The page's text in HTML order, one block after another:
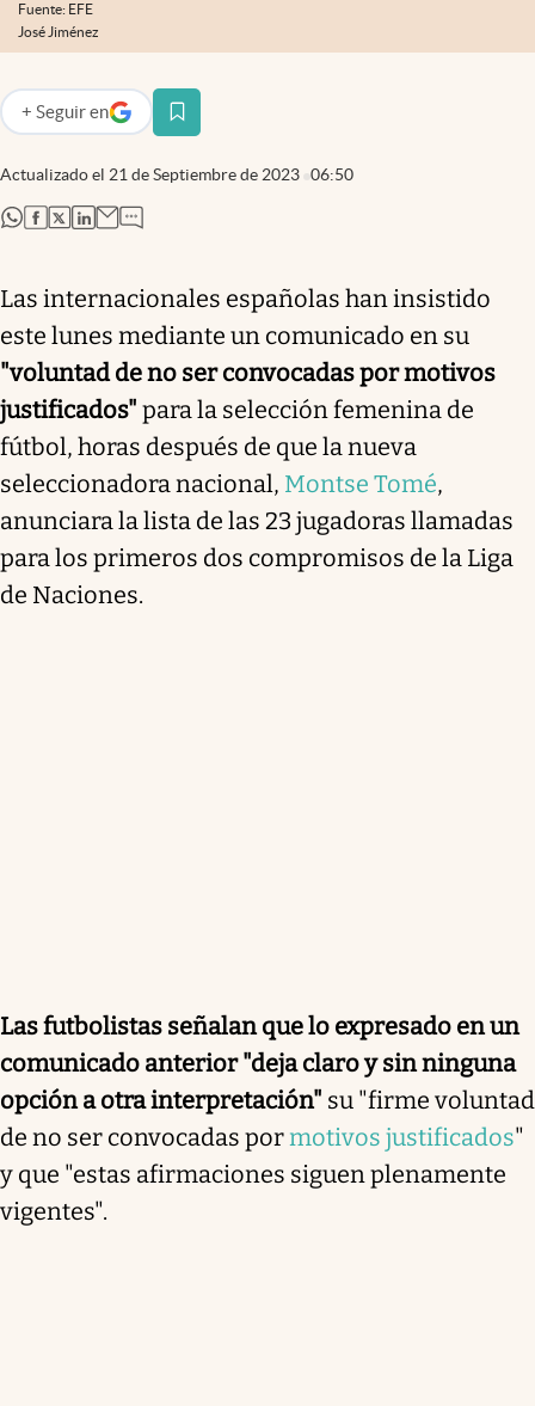
Fuente: EFE
José Jiménez
Actualizado el 21 de Septiembre de 2023 06:50
+ Seguir en
abre en nueva pestaña
abre en nueva pestaña
abre en nueva pestaña
abre en nueva pestaña
abre en nueva pestaña
Las internacionales españolas han insistido
este lunes mediante un comunicado en su
"voluntad de no ser convocadas por motivos
justificados" para la selección femenina de
fútbol, horas después de que la nueva
seleccionadora nacional, Montse Tomé,
anunciara la lista de las 23 jugadoras llamadas
para los primeros dos compromisos de la Liga
de Naciones.
Las futbolistas señalan que lo expresado en un
comunicado anterior "deja claro y sin ninguna
opción a otra interpretación" su "firme voluntad
de no ser convocadas pormotivos justificados"
y que "estas afirmaciones siguen plenamente
vigentes".